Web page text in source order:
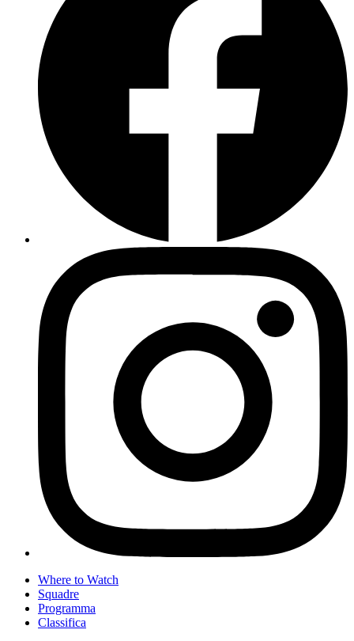
Where to Watch
Squadre
Programma
Classifica